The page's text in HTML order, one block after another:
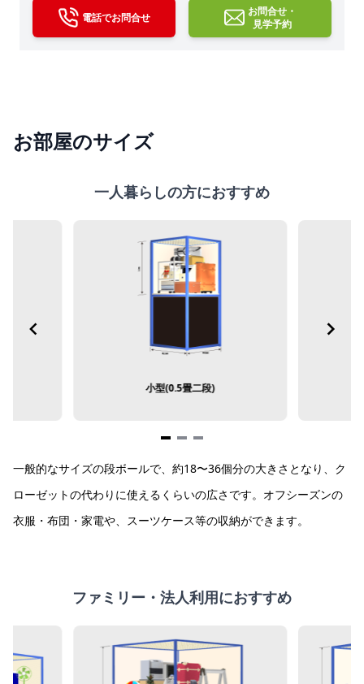
電話でお問合せ
お問合せ・
見学予約
お部屋のサイズ
一人暮らしの方におすすめ
小型(0.5畳二段)
1
of
一般的なサイズの段ボールで、約18〜36個分の大きさとなり、ク
ローゼットの代わりに使えるくらいの広さです。オフシーズンの
衣服・布団・家電や、スーツケース等の収納ができます。
ファミリー・法人利用におすすめ